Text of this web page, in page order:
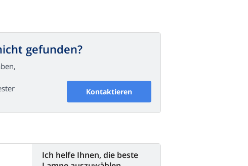
gefunden?
Kontaktieren
Ich helfe Ihnen, die beste